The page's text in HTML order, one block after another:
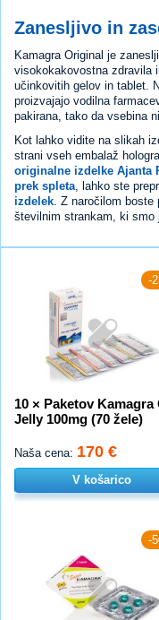
Zanesljivo in
Kamagra Original je
visokokakovostna zdravila
učinkovitih gelov in tablet.
proizvajajo vodilna
pakirana, tako da vsebina
Kot lahko vidite na slikah
strani vseh embalaž
originalne izdelke Ajanta
prek spleta , lahko ste
izdelek . Z naročilom
številnim strankam, ki smo
-
10 × Paketov Kamagra
Jelly 100mg (70 žele)
Naša cena: 170 €
V košarico
-